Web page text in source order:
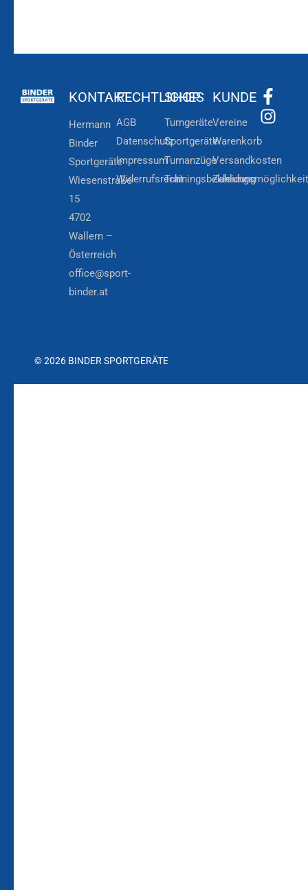
KONTAKT
Hermann
Binder
Sportgeräte
Wiesenstraße
15
4702
Wallern –
Österreich
office@sport-
binder.at
RECHTLICHES
AGB
Datenschutz
Impressum
Widerrufsrecht
SHOP
Turngeräte
Sportgeräte
Turnanzüge
Trainingsbekleidung
KUNDE
Vereine
Warenkorb
Versandkosten
© 2026 BINDER SPORTGERÄTE